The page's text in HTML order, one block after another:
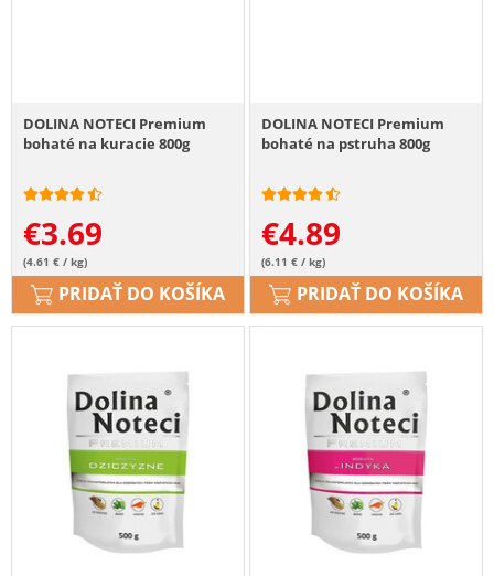
DOLINA NOTECI Premium
bohaté na kuracie 800g
€3.69
(4.61 € / kg)
PRIDAŤ DO KOŠÍKA
DOLINA NOTECI Premium
bohaté na pstruha 800g
€4.89
(6.11 € / kg)
PRIDAŤ DO KOŠÍKA